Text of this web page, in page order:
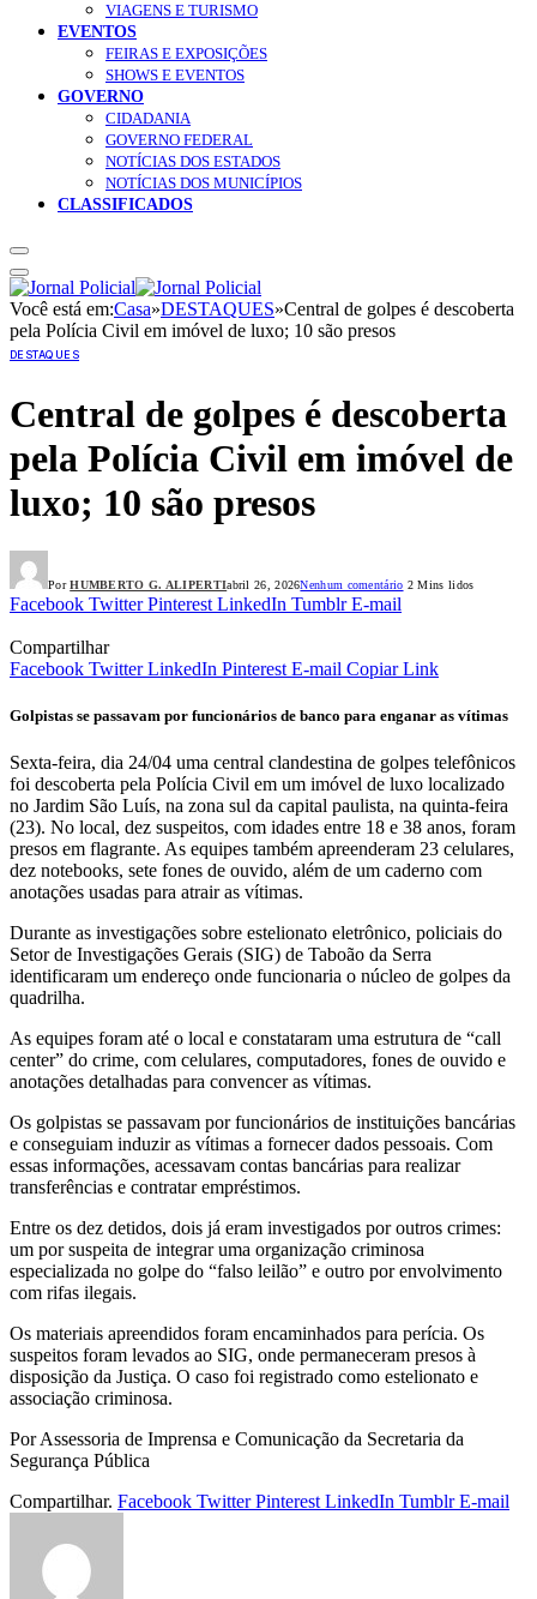
VIAGENS E TURISMO
EVENTOS
FEIRAS E EXPOSIÇÕES
SHOWS E EVENTOS
GOVERNO
CIDADANIA
GOVERNO FEDERAL
NOTÍCIAS DOS ESTADOS
NOTÍCIAS DOS MUNICÍPIOS
CLASSIFICADOS
Você está em:Casa»DESTAQUES»Central de golpes é descoberta
pela Polícia Civil em imóvel de luxo; 10 são presos
DESTAQUES
Central de golpes é descoberta
pela Polícia Civil em imóvel de
luxo; 10 são presos
Por HUMBERTO G. ALIPERTIabril 26, 2026Nenhum comentário 2 Mins lidos
Facebook Twitter Pinterest LinkedIn Tumblr E-mail
Compartilhar
Facebook Twitter LinkedIn Pinterest E-mail Copiar Link
Golpistas se passavam por funcionários de banco para enganar as vítimas
Sexta-feira, dia 24/04 uma central clandestina de golpes telefônicos
foi descoberta pela Polícia Civil em um imóvel de luxo localizado
no Jardim São Luís, na zona sul da capital paulista, na quinta-feira
(23). No local, dez suspeitos, com idades entre 18 e 38 anos, foram
presos em flagrante. As equipes também apreenderam 23 celulares,
dez notebooks, sete fones de ouvido, além de um caderno com
anotações usadas para atrair as vítimas.
Durante as investigações sobre estelionato eletrônico, policiais do
Setor de Investigações Gerais (SIG) de Taboão da Serra
identificaram um endereço onde funcionaria o núcleo de golpes da
quadrilha.
As equipes foram até o local e constataram uma estrutura de “call
center” do crime, com celulares, computadores, fones de ouvido e
anotações detalhadas para convencer as vítimas.
Os golpistas se passavam por funcionários de instituições bancárias
e conseguiam induzir as vítimas a fornecer dados pessoais. Com
essas informações, acessavam contas bancárias para realizar
transferências e contratar empréstimos.
Entre os dez detidos, dois já eram investigados por outros crimes:
um por suspeita de integrar uma organização criminosa
especializada no golpe do “falso leilão” e outro por envolvimento
com rifas ilegais.
Os materiais apreendidos foram encaminhados para perícia. Os
suspeitos foram levados ao SIG, onde permaneceram presos à
disposição da Justiça. O caso foi registrado como estelionato e
associação criminosa.
Por Assessoria de Imprensa e Comunicação da Secretaria da
Segurança Pública
Compartilhar. Facebook Twitter Pinterest LinkedIn Tumblr E-mail